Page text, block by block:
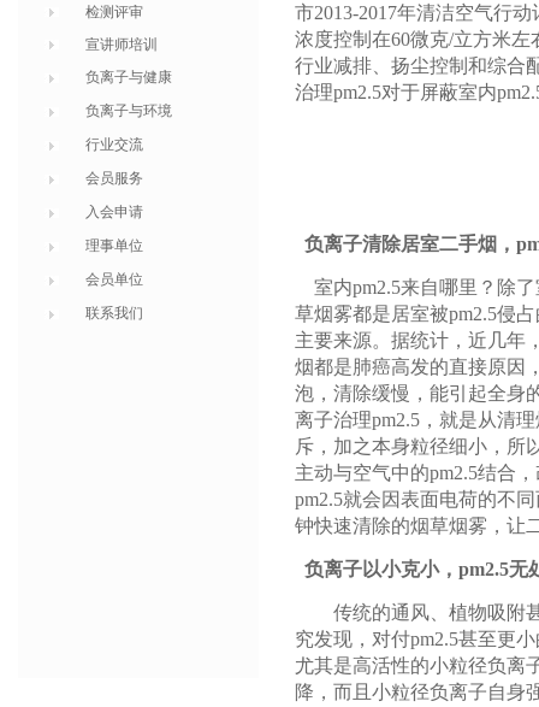
检测评审
宣讲师培训
负离子与健康
负离子与环境
行业交流
会员服务
入会申请
理事单位
会员单位
联系我们
市2013-2017年清洁空气行
浓度控制在60微克/立方米
行业减排、扬尘控制和综合
治理pm2.5对于屏蔽室内
负离子清除居室二手烟，
室内pm2.5来自哪里？除
草烟雾都是居室被pm2.5侵
主要来源。据统计，近几年
烟都是肺癌高发的直接原因
泡，清除缓慢，能引起全身
离子治理pm2.5，就是从清
斥，加之本身粒径细小，所
主动与空气中的pm2.5结合
pm2.5就会因表面电荷的不
钟快速清除的烟草烟雾，让
负离子以小克小，pm2.5无
传统的通风、植物吸附甚
究发现，对付pm2.5甚至更
尤其是高活性的小粒径负离
降，而且小粒径负离子自身